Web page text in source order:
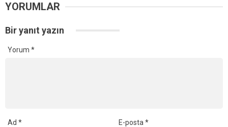
YORUMLAR
Bir yanıt yazın
Yorum *
Ad * E-posta*